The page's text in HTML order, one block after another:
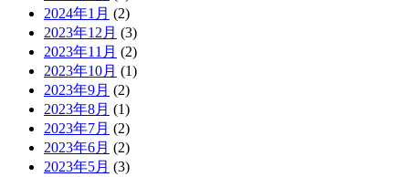
2024年1月 (2)
2023年12月 (3)
2023年11月 (2)
2023年10月 (1)
2023年9月 (2)
2023年8月 (1)
2023年7月 (2)
2023年6月 (2)
2023年5月 (3)